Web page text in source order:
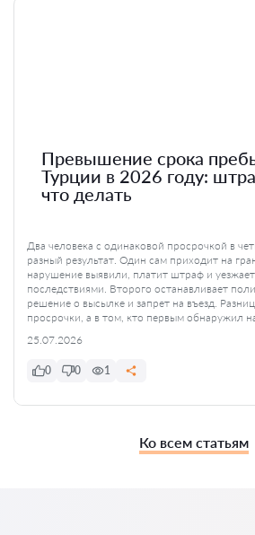
Превышение срока
Турции в 2026 году:
что делать
Два человека с одинаковой просрочкой в
разный результат. Один сам приходит на
нарушение выявили, платит штраф и
последствиями. Второго останавливает
решение о высылке и запрет на въезд.
просрочки, а в том, кто первым обнаружил
25.07.2026
0 0 1
Ко всем статьям